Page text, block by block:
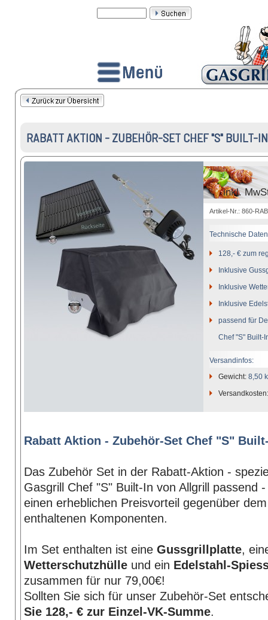
RABATT AKTION - ZUBEHÖR-SET CHEF "S" BUILT-IN
inkl.
Artikel-Nr.: 860-
Technische
128,- € zum
Inklusive
Inklusive
Inklusive
passend für
Chef "S" Built-
Versandinfos:
Gewicht: 8,50
Rabatt Aktion - Zubehör-Set Chef "S"
Das Zubehör Set in der Rabatt-Aktion -
Gasgrill Chef "S" Built-In von Allgrill passend
einen erheblichen Preisvorteil gegenüber
enthaltenen Komponenten.
Im Set enthalten ist eine Gussgrillplatte,
Wetterschutzhülle und ein Edelstahl-
zusammen für nur 79,00€!
Sollten Sie sich für unser Zubehör-Set
Sie 128,- € zur Einzel-VK-Summe.